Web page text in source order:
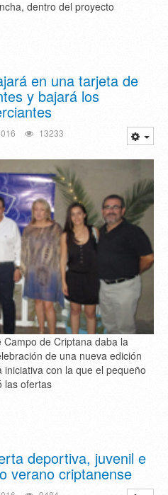
dentro del proyecto
en una tarjeta de
y bajará los
13233
de Criptana daba la
de una nueva edición
con la que el pequeño
las ofertas
deportiva, juvenil e
verano criptanense